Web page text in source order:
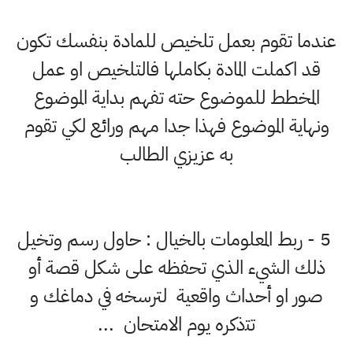
عندما تقوم بعمل تلخيص للمادة بنفسك تكون
قد اكملت المادة بكاملها فالتلخيص او عمل
المخطط للموضوع حته تفهم بداية الموضوع
ونهاية الموضوع فهذا جدا مهم ورائع لكي تقوم
به عزيزي الطالب
5 - ﺭﺑﻂ ﺍﻟﻤﻌﻠﻮﻣﺎﺕ ﺑﺎﻟﺨﻴﺎﻝ : ﺣﺎﻭﻝ رﺳﻢ ﻭﺗﺨﻴﻞ
ذلك الشيء الذي تحفظه ﻋﻠﻰ ﺷﻜﻞ ﻗﺼﺔ أﻭ
ﺻﻮﺭ ﺍﻭ أﺣﺪﺍﺙ ﻭﺍﻗﻌﻴﺔ لترسخه في دﻣﺎﻏﻚ ﻭ
ﺗﺘذكره يوم الامتحان ...